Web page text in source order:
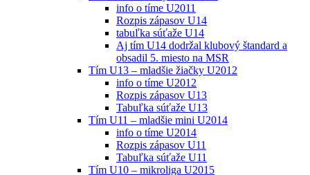
info o tíme U2011
Rozpis zápasov U14
tabuľka súťaže U14
Aj tím U14 dodržal klubový štandard a
obsadil 5. miesto na MSR
Tím U13 – mladšie žiačky U2012
info o tíme U2012
Rozpis zápasov U13
Tabuľka súťaže U13
Tím U11 – mladšie mini U2014
info o tíme U2014
Rozpis zápasov U11
Tabuľka súťaže U11
Tím U10 – mikroliga U2015